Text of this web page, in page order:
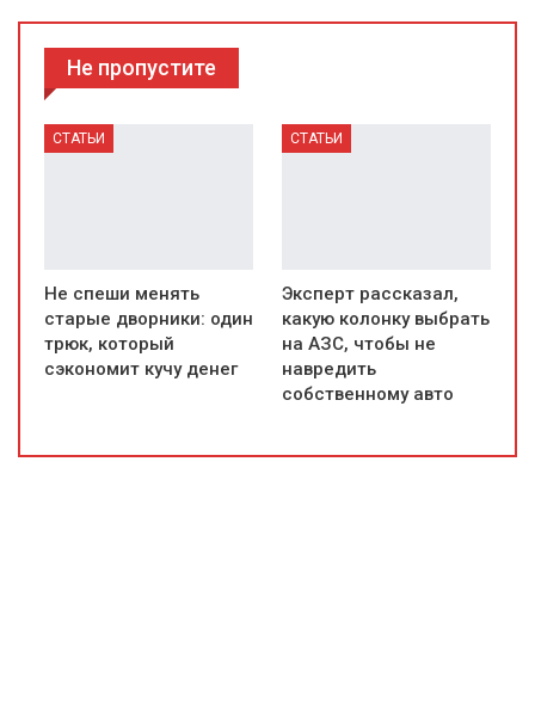
Не пропустите
СТАТЬИ
Не спеши менять
старые дворники: один
трюк, который
сэкономит кучу денег
СТАТЬИ
Эксперт рассказал,
какую колонку выбрать
на АЗС, чтобы не
навредить
собственному авто